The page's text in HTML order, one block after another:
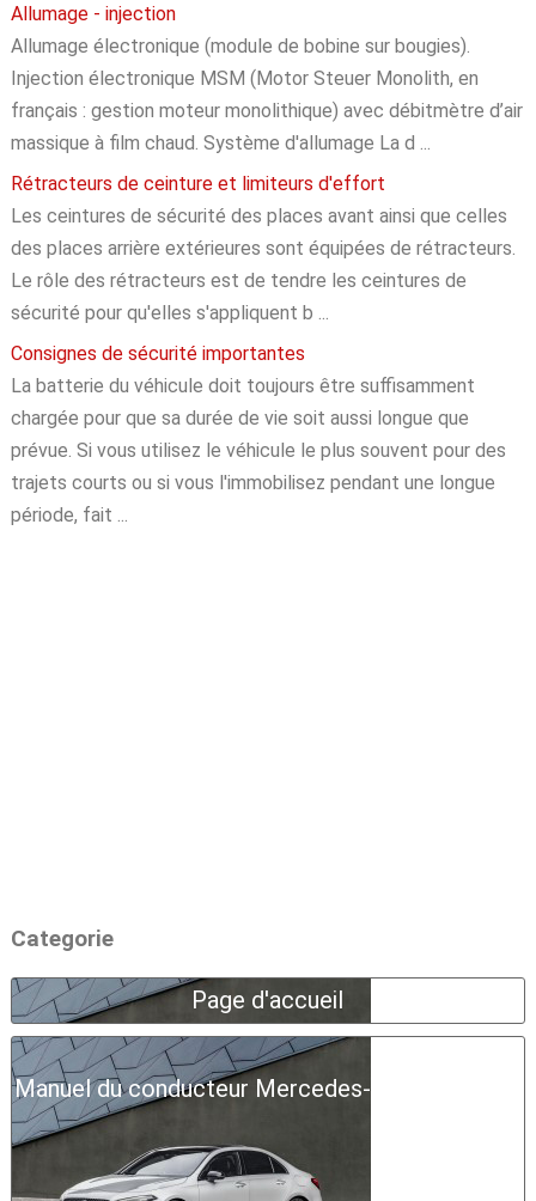
Allumage - injection
Allumage électronique (module de bobine sur bougies).
Injection électronique MSM (Motor Steuer Monolith, en
français : gestion moteur monolithique) avec débitmètre d’air
massique à film chaud. Système d'allumage La d ...
Rétracteurs de ceinture et limiteurs d'effort
Les ceintures de sécurité des places avant ainsi que celles
des places arrière extérieures sont équipées de rétracteurs.
Le rôle des rétracteurs est de tendre les ceintures de
sécurité pour qu'elles s'appliquent b ...
Consignes de sécurité importantes
La batterie du véhicule doit toujours être suffisamment
chargée pour que sa durée de vie soit aussi longue que
prévue. Si vous utilisez le véhicule le plus souvent pour des
trajets courts ou si vous l'immobilisez pendant une longue
période, fait ...
Categorie
Page d'accueil
Manuel du conducteur Mercedes-Benz Classe A